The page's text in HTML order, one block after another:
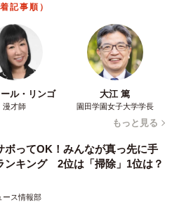
着記事順）
ル・リンゴ
漫才師
大江 篤
園田学園女子大学学長
もっと見る
ボってOK！みんなが真っ先に手
ンキング 2位は「掃除」1位は？
ース情報部